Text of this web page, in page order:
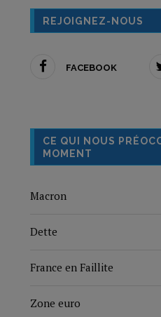
REJOIGNEZ-NOUS
FACEBOOK
CE QUI NOUS
MOMENT
Macron
Dette
France en Faillite
Zone euro